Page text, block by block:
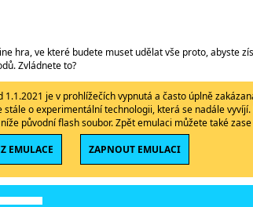
hra, ve které budete muset udělat vše proto, abyste
Zvládnete to?
1.1.2021 je v prohlížečích vypnutá a často úplně
stále o experimentální technologii, která se nadále
původní flash soubor. Zpět emulaci můžete také
EMULACE
ZAPNOUT EMULACI